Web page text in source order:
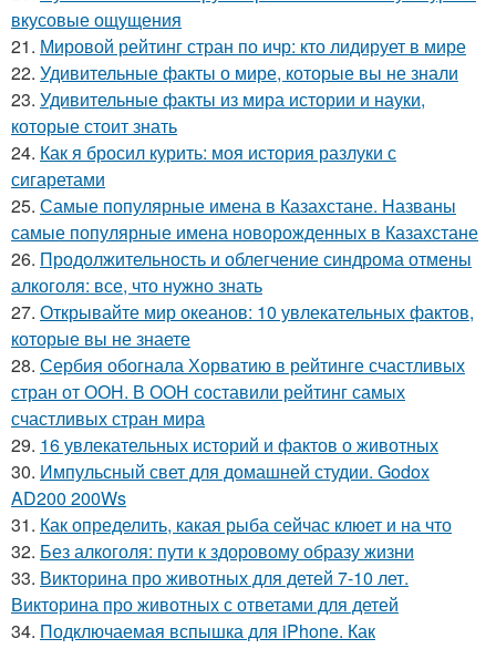
вкусовые ощущения
21. Мировой рейтинг стран по ичр: кто лидирует в мире
22. Удивительные факты о мире, которые вы не знали
23. Удивительные факты из мира истории и науки,
которые стоит знать
24. Как я бросил курить: моя история разлуки с
сигаретами
25. Самые популярные имена в Казахстане. Названы
самые популярные имена новорожденных в Казахстане
26. Продолжительность и облегчение синдрома отмены
алкоголя: все, что нужно знать
27. Открывайте мир океанов: 10 увлекательных фактов,
которые вы не знаете
28. Сербия обогнала Хорватию в рейтинге счастливых
стран от ООН. В ООН составили рейтинг самых
счастливых стран мира
29. 16 увлекательных историй и фактов о животных
30. Импульсный свет для домашней студии. Godox
AD200 200Ws
31. Как определить, какая рыба сейчас клюет и на что
32. Без алкоголя: пути к здоровому образу жизни
33. Викторина про животных для детей 7-10 лет.
Викторина про животных с ответами для детей
34. Подключаемая вспышка для iPhone. Как